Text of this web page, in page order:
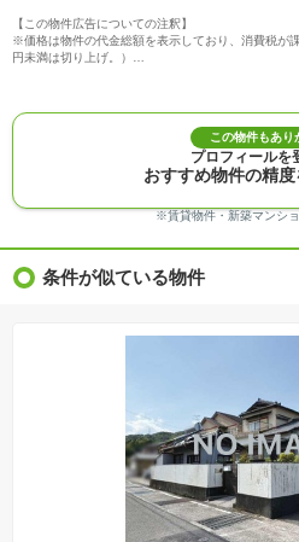
【この物件広告についての注釈】
※価格は物件の代金総額を表示しており、消費税が
円未満は切り上げ。）
※写真に写っている、またはパース（絵）や間取り
※建築条件付き土地価格には、建物価格は含まれま
※物件情報は、原則として情報提供日の２日前に最
※完成予想図はいずれも外構、植栽、外観等実際の
※モデルルーム・モデルハウス・展示場・ショール
※ＣＧ合成の画像の場合、実際とは多少異なる場合
※物件特徴：販売戸数が複数の物件は、全ての住戸
※価格更新：物件価格が変更された日から１週間表示
※建築条件土地の情報内に掲載されている、建物プ
※土地（建築条件なし）で「建物プラン例」が表記
負会社によるもので、当該建築請負会社以外で建て
とは限りません。また建築請負会社を特定するもの
※建築条件付き土地とは、その土地に建築する建物
ことを条件として売買される土地のことをいいます
協議するため、土地購入者が自己の希望する建物の
交渉期間が設定され、その期間内で希望を満たすプ
します。なお、この期間は概ね3ヶ月程度とされて
負契約が成立しない場合、土地売買契約は白紙に戻
手付金など）は名目のいかんに関わらず、全て返却
この物件もあり
プロフィールを
おすすめ物件の精度
※賃貸物件・新築マンシ
条件が似ている物件